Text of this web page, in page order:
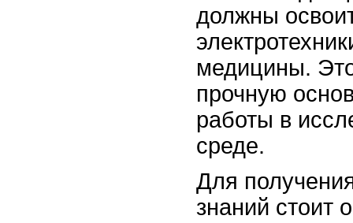
должны
медицины.
прочную
работы в
среде.
Для
знаний стоит